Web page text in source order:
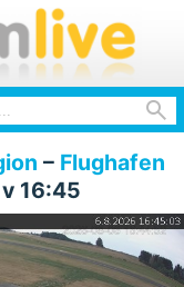

– Flughafen
16:45